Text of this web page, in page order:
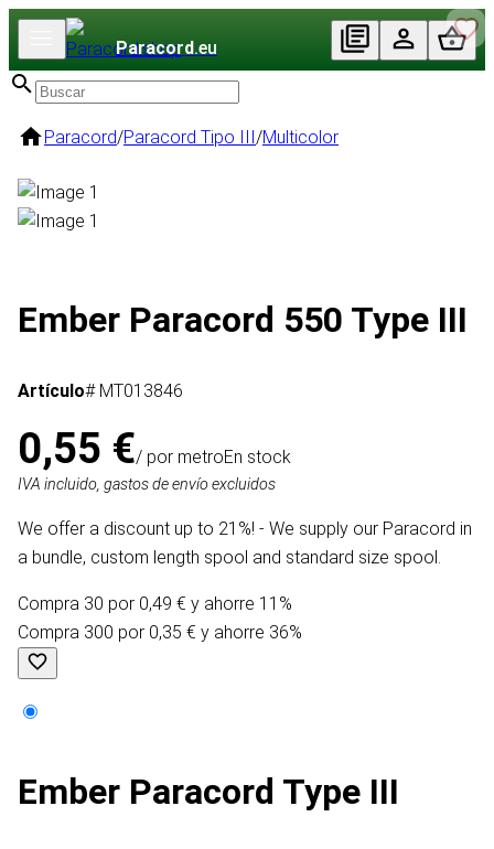
Paracord.eu
Paracord/Paracord Tipo III/Multicolor
Ember Paracord 550 Type III
Artículo# MT013846
0,55 €/ por metroEn stock
IVA incluido, gastos de envío excluidos
We offer a discount up to 21%! - We supply our Paracord in
a bundle, custom length spool and standard size spool.
Compra 30 por 0,49 € y ahorre 11%
Compra 300 por 0,35 € y ahorre 36%
Ember Paracord Type III